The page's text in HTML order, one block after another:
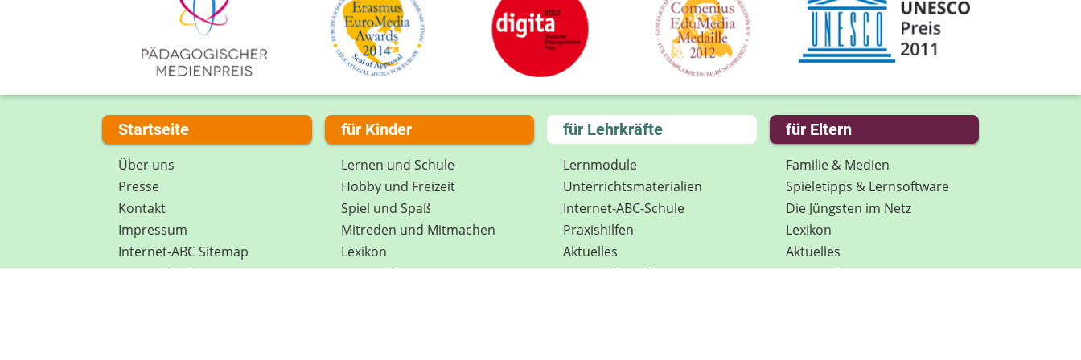
Startseite
Über uns
Presse
Kontakt
Impressum
Internet-ABC Sitemap
Barrierefreiheit
für Kinder
Lernen und Schule
Hobby und Freizeit
Spiel und Spaß
Mitreden und Mitmachen
Lexikon
Datenschutz
für Lehrkräfte
Lernmodule
Unterrichts­materialien
Internet-ABC-Schule
Praxishilfen
Aktuelles
Materialbestellung
für Eltern
Familie & Medien
Spieletipps & Lernsoftware
Die Jüngsten im Netz
Lexikon
Aktuelles
Datenschutz